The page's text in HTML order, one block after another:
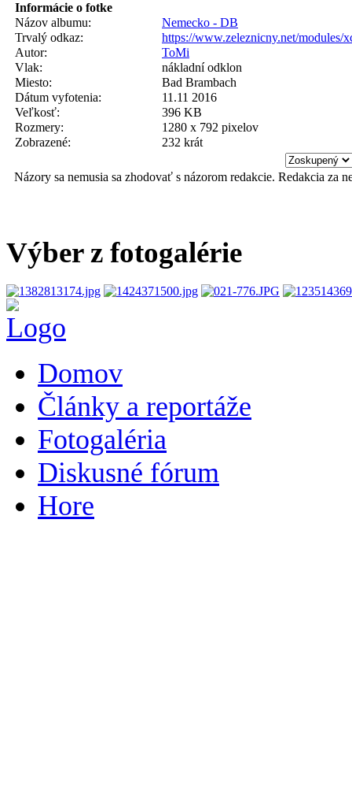
Informácie o fotke
Názov albumu:
Nemecko - DB
Trvalý odkaz:
https://www.zeleznicny.net/modules/
Autor:
ToMi
Vlak:
nákladní odklon
Miesto:
Bad Brambach
Dátum vyfotenia:
11.11 2016
Veľkosť:
396 KB
Rozmery:
1280 x 792 pixelov
Zobrazené:
232 krát
Názory sa nemusia sa zhodovať s názorom redakcie. Redakcia za
Výber z fotogalérie
Domov
Články a reportáže
Fotogaléria
Diskusné fórum
Hore